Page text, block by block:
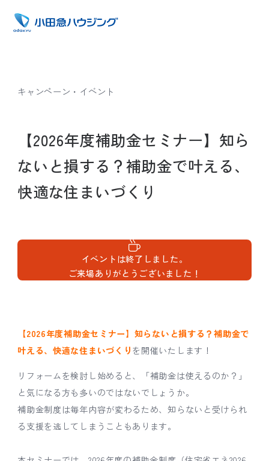
キャンペーン・イベント
【2026年度補助金セミナー】知ら
ないと損する？補助金で叶える、
快適な住まいづくり
イベントは終了しました。
ご来場ありがとうございました！
【2026年度補助金セミナー】知らないと損する？補助金で
叶える、快適な住まいづくり を開催いたします！
リフォームを検討し始めると、「補助金は使えるのか？」
と気になる方も多いのではないでしょうか。
補助金制度は毎年内容が変わるため、知らないと受けられ
る支援を逃してしまうこともあります。